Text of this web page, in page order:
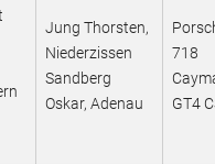
Jung Thorsten,
Niederzissen
Sandberg
Oskar, Adenau
718
GT4